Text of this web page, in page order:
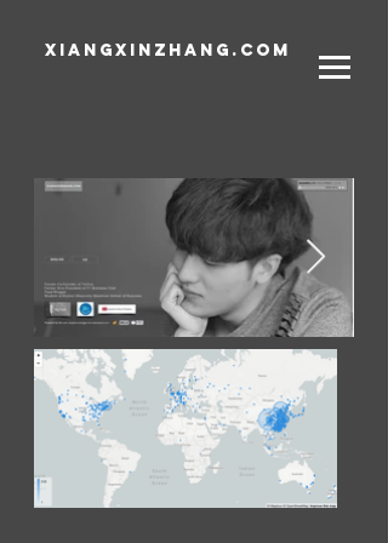
xiangxinzhang.com